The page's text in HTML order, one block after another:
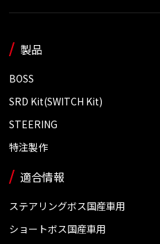
製品
BOSS
SRD Kit(SWITCH Kit)
STEERING
特注製作
適合情報
ステアリングボス国産車用
ショートボス国産車用